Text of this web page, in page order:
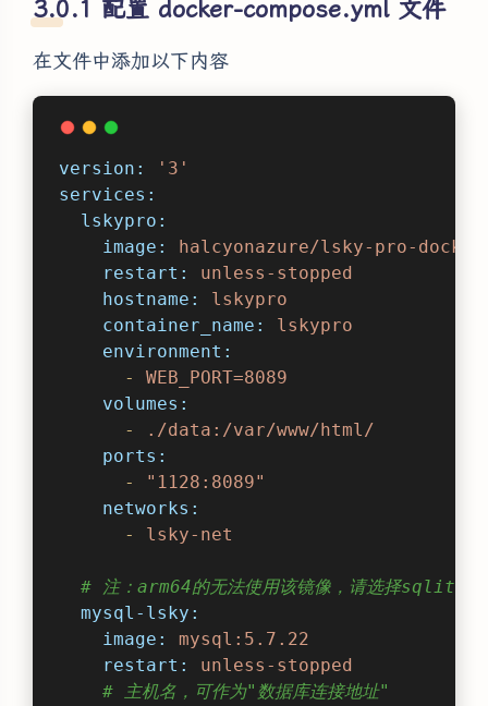
配置 docker-compose.yml 文件
在文件中添加以下内容
version:
'3'
services:
lskypro:
image:
halcyonazure/lsky-pro-
restart:
unless-stopped
hostname:
lskypro
container_name:
lskypro
environment:
-
WEB_PORT=8089
volumes:
-
./data:/var/www/html/
ports:
-
"1128:8089"
networks:
-
lsky-net
# 注：arm64的无法使用该镜像，请选择sqlite或
mysql-lsky:
image:
mysql:5.7.22
restart:
unless-stopped
# 主机名，可作为"数据库连接地址"